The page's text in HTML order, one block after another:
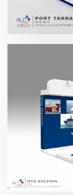
Mónaco